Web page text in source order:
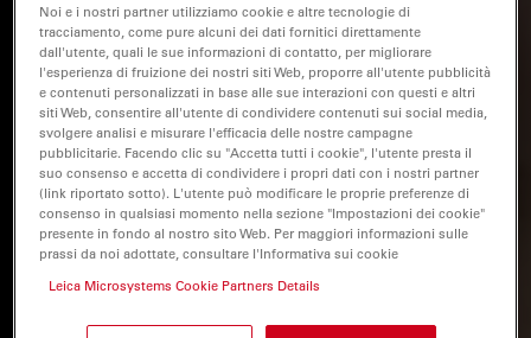
Noi e i nostri partner utilizziamo cookie e altre tecnologie di
tracciamento, come pure alcuni dei dati fornitici direttamente
dall'utente, quali le sue informazioni di contatto, per migliorare
l'esperienza di fruizione dei nostri siti Web, proporre all'utente pubblicità
e contenuti personalizzati in base alle sue interazioni con questi e altri
siti Web, consentire all'utente di condividere contenuti sui social media,
svolgere analisi e misurare l'efficacia delle nostre campagne
pubblicitarie. Facendo clic su "Accetta tutti i cookie", l'utente presta il
suo consenso e accetta di condividere i propri dati con i nostri partner
(link riportato sotto). L'utente può modificare le proprie preferenze di
consenso in qualsiasi momento nella sezione "Impostazioni dei cookie"
presente in fondo al nostro sito Web. Per maggiori informazioni sulle
prassi da noi adottate, consultare l'Informativa sui cookie
Leica Microsystems Cookie Partners Details